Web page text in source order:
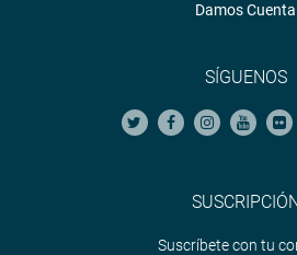
Damos Cuenta
SÍGUENOS
Suscríbete con tu